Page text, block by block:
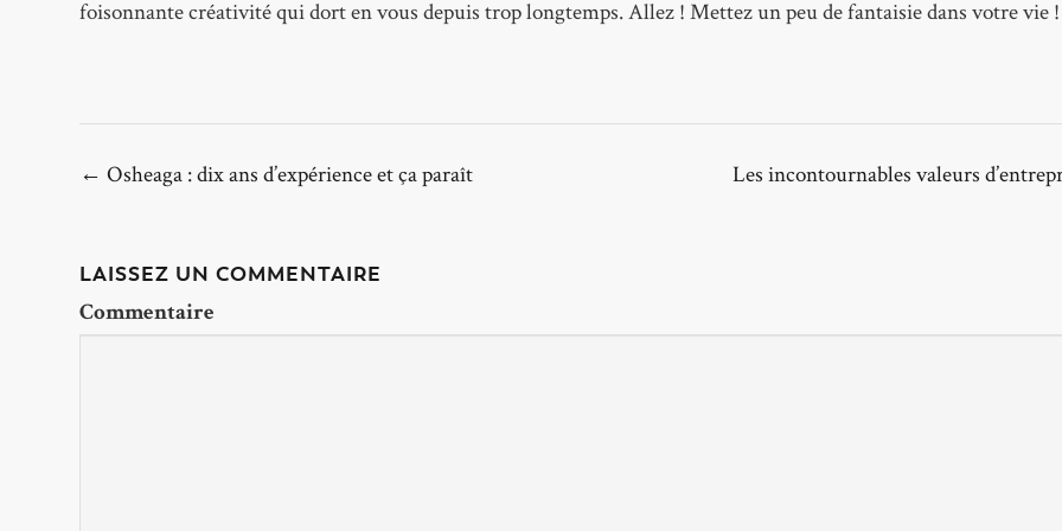
foisonnante créativité qui dort en vous depuis trop longtemps. Allez ! Mettez un peu de fantaisie dans votre vie !
← Osheaga : dix ans d’expérience et ça paraît Les incontournables valeurs
LAISSEZ UN COMMENTAIRE
Commentaire